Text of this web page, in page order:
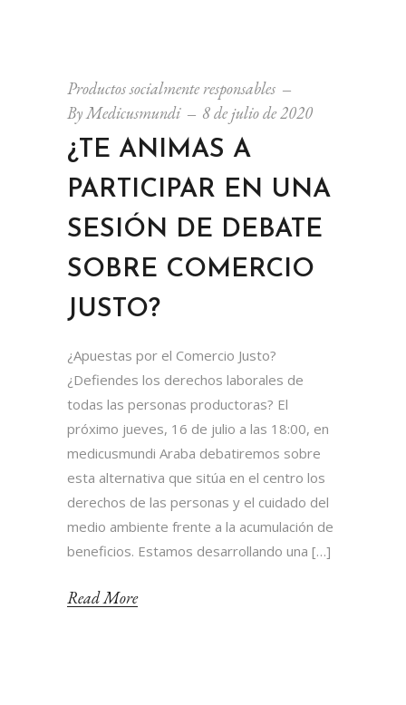
Productos socialmente responsables
ByMedicusmundi 8 de julio de 2020
¿TE ANIMAS A
PARTICIPAR EN UNA
SESIÓN DE DEBATE
SOBRE COMERCIO
JUSTO?
¿Apuestas por el Comercio Justo?
¿Defiendes los derechos laborales de
todas las personas productoras? El
próximo jueves, 16 de julio a las 18:00, en
medicusmundi Araba debatiremos sobre
esta alternativa que sitúa en el centro los
derechos de las personas y el cuidado del
medio ambiente frente a la acumulación de
beneficios. Estamos desarrollando una […]
Read More